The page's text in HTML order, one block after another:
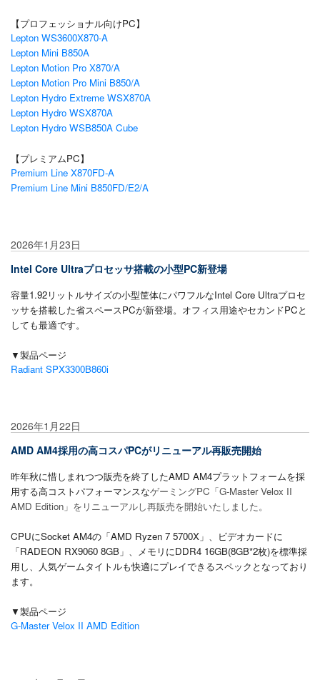
【プロフェッショナル向けPC】
Lepton WS3600X870-A
Lepton Mini B850A
Lepton Motion Pro X870/A
Lepton Motion Pro Mini B850/A
Lepton Hydro Extreme WSX870A
Lepton Hydro WSX870A
Lepton Hydro WSB850A Cube
【プレミアムPC】
Premium Line X870FD-A
Premium Line Mini B850FD/E2/A
2026年1月23日
Intel Core Ultraプロセッサ搭載の小型PC新登場
容量1.92リットルサイズの小型筐体にパワフルなIntel Core Ultraプロセ
ッサを搭載した省スペースPCが新登場。 オフィス用途やセカンドPCと
しても最適です。
▼製品ページ
Radiant SPX3300B860i
2026年1月22日
AMD AM4採用の高コスパPCがリニューアル再販売開始
昨年秋に惜しまれつつ販売を終了したAMD AM4プラットフォームを採
用する高コストパフォーマンスなゲーミングPC「G-Master Velox II
AMD Edition」をリニューアルし再販売を開始いたしました。
CPUにSocket AM4の「AMD Ryzen 7 5700X」、ビデオカードに
「RADEON RX9060 8GB」、メモリにDDR4 16GB(8GB*2枚)を標準採
用し、
人気ゲームタイトルも快適にプレイできるスペックとなっており
ます。
▼製品ページ
G-Master Velox II AMD Edition